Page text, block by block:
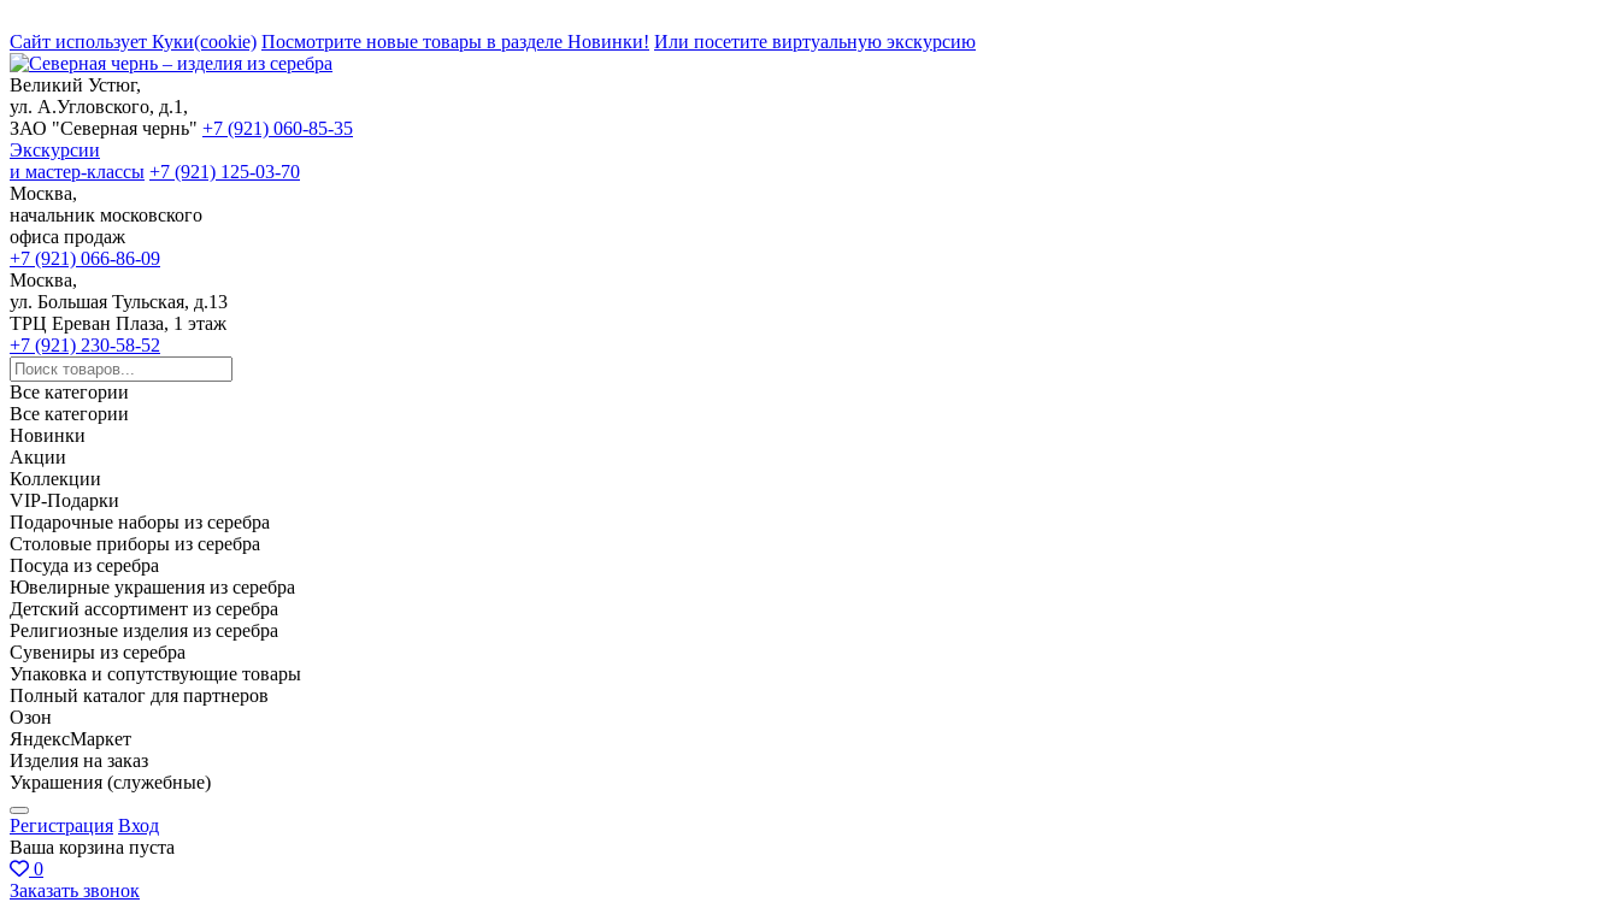
Сайт использует Куки(cookie) Посмотрите новые товары в разделе Новинки! Или посетите виртуальную экскурсию
Великий Устюг,
ул. А.Угловского, д.1,
ЗАО "Северная чернь" +7 (921) 060-85-35
Экскурсии
и мастер-классы +7 (921) 125-03-70
Москва,
начальник московского
офиса продаж
+7 (921) 066-86-09
Москва,
ул. Большая Тульская, д.13
ТРЦ Ереван Плаза, 1 этаж
+7 (921) 230-58-52
Все категории
Все категории
Новинки
Акции
Коллекции
VIP-Подарки
Подарочные наборы из серебра
Столовые приборы из серебра
Посуда из серебра
Ювелирные украшения из серебра
Детский ассортимент из серебра
Религиозные изделия из серебра
Сувениры из серебра
Упаковка и сопутствующие товары
Полный каталог для партнеров
Озон
ЯндексМаркет
Изделия на заказ
Украшения (служебные)
Регистрация Вход
Ваша корзина пуста
0
Заказать звонок